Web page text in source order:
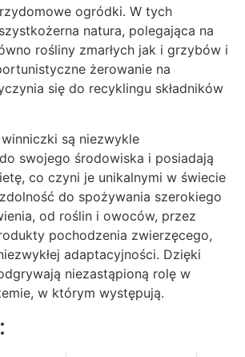
ogródki. W tych
natura, polegająca na
rośliny zmarłych jak i grzybów i
żerowanie na
się do recyklingu składników
są niezwykle
swojego środowiska i posiadają
co czyni je unikalnymi w świecie
do spożywania szerokiego
od roślin i owoców, przez
pochodzenia zwierzęcego,
adaptacyjności. Dzięki
niezastąpioną rolę w
w którym występują.